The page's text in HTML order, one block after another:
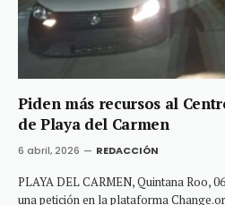
Piden más recursos al
de Playa del Carmen
6 abril, 2026 REDACCIÓN
PLAYA DEL CARMEN, Quintana Roo,
una petición en la plataforma